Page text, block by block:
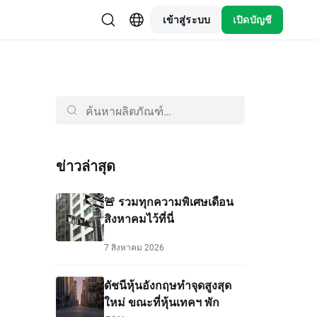
เข้าสู่ระบบ เปิดบัญชี
ข่าวล่าสุด
🚨 รวมทุกความพิเศษเดือน
สิงหาคมไว้ที่นี่
7 สิงหาคม 2026
ดัชนีหุ้นอังกฤษทำจุดสูงสุด
ใหม่ ขณะที่หุ้นเทคฯ พัก